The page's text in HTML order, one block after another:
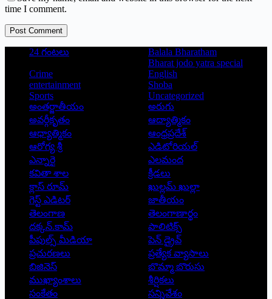
time I comment.
Post Comment
24 గంటలు
Balala Bharatham
Bharat jodo yatra special
Crime
English
entertainment
Shoba
Sports
Uncategorized
అంతర్జాతీయం
అరుగు
అవర్గీకృతం
ఆద్యాత్మికం
ఆధ్యాత్మికం
ఆంధ్రప్రదేశ్
ఆరోగ్య శ్రీ
ఎడిటోరియల్
ఎన్నారై
ఎలమంద
కవితా శాల
క్రీడలు
క్లాస్ రూమ్
ఖుల్లమ్ ఖుల్లా
గెస్ట్ ఎడిటర్
జాతీయం
తెలంగాణ
తెలంగాణార్థం
దక్కన్.కామ్
పాలిటిక్స్
పీపుల్స్ ‌మీడియా
పెన్ డ్రైవ్
ప్రచురణలు
ప్రత్యేక వ్యాసాలు
బిజినెస్
బొమ్మా బొరుసు
ముఖ్యాంశాలు
శీర్షికలు
సంకేతం
సన్నివేశం